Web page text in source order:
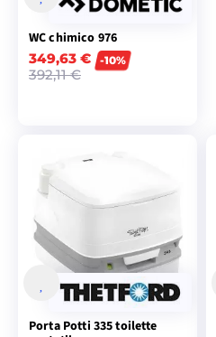
WC chimico 976
349,63 €
392,11 €
-10%
AGGIUNGI AL
Porta Potti 335 toilette